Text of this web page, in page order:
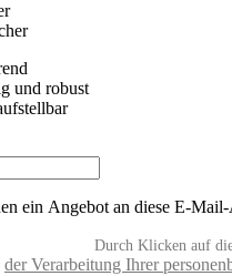
und robust
ein Angebot an diese E-Mail-
Durch Klicken auf
der Verarbeitung Ihrer